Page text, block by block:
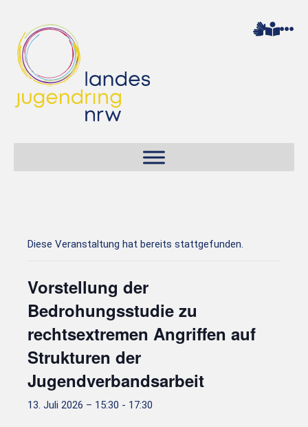
Diese Veranstaltung hat bereits stattgefunden.
Vorstellung der
Bedrohungsstudie zu
rechtsextremen Angriffen auf
Strukturen der
Jugendverbandsarbeit
13. Juli 2026 – 15:30 - 17:30